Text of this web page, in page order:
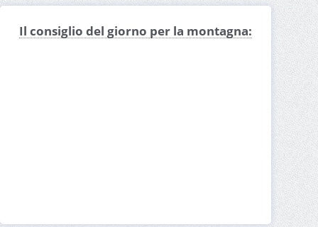
Il consiglio del giorno per la montagna: